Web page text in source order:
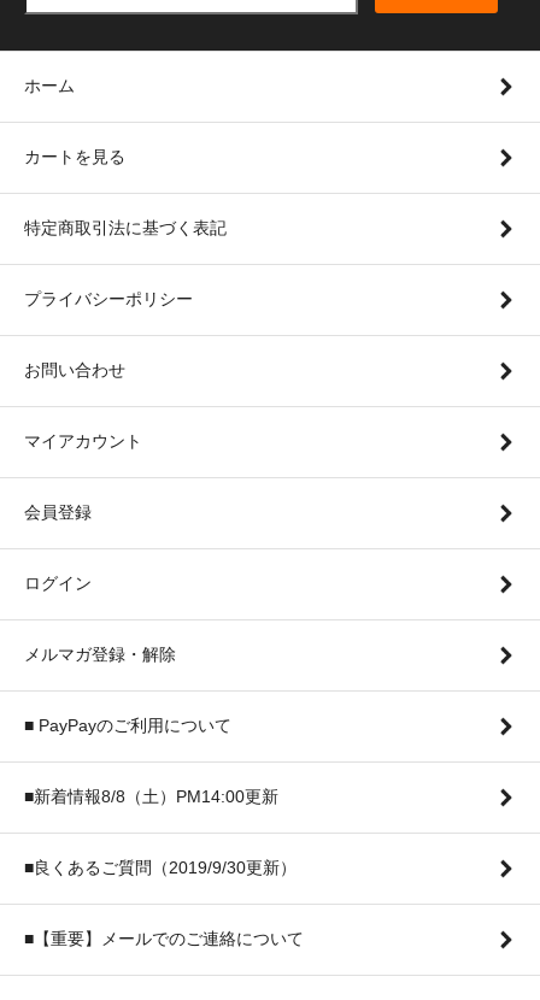
ホーム
カートを見る
特定商取引法に基づく表記
プライバシーポリシー
お問い合わせ
マイアカウント
会員登録
ログイン
メルマガ登録・解除
■ PayPayのご利用について
■新着情報8/8（土）PM14:00更新
■良くあるご質問（2019/9/30更新）
■【重要】メールでのご連絡について